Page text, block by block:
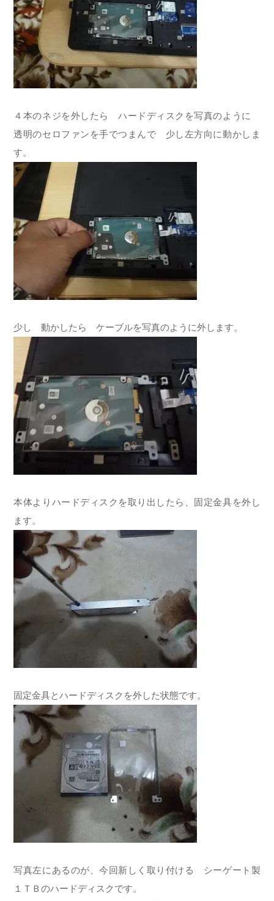
４本のネジを外したら ハードディスクを写真のように
透明のセロファンを手でつまんで 少し左方向に動かしま
す。
少し 動かしたら ケーブルを写真のように外します。
本体よりハードディスクを取り出したら、固定金具を外し
ます。
固定金具とハードディスクを外した状態です。
写真左にあるのが、今回新しく取り付ける シーゲート製
１ＴＢのハードディスクです。